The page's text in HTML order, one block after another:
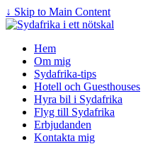
↓ Skip to Main Content
Hem
Om mig
Sydafrika-tips
Hotell och Guesthouses
Hyra bil i Sydafrika
Flyg till Sydafrika
Erbjudanden
Kontakta mig